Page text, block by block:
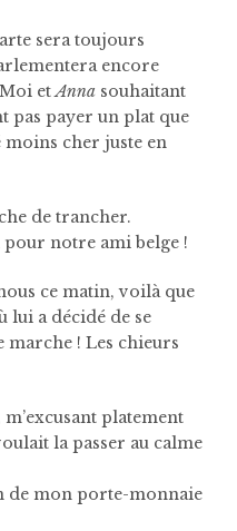
sera toujours
encore
Moi etAnna souhaitant
pas payer un plat que
cher juste en
de trancher.
pour notre ami belge !
ce matin, voilà que
lui a décidé de se
marche ! Les chieurs
platement
la passer au calme
de mon porte-monnaie